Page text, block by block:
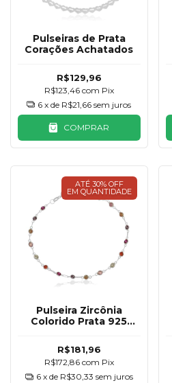
Pulseiras de Prata
Corações Achatados
R$129,96
R$123,46 com Pix
6 x de R$21,66 sem juros
COMPRAR
ATÉ 30% OFF
EM QUANTIDADE
Pulseira Zircônia
Colorido Prata 925
R$181,96
R$172,86 com Pix
6 x de R$30,33 sem juros